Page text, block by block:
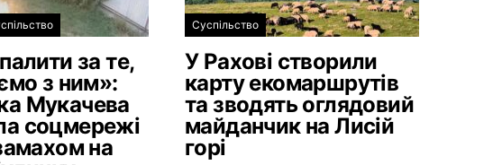
за те,
з ним»:
Мукачева
соцмережі
на
Суспільство
У Рахові створили
карту екомаршрутів
та зводять оглядовий
майданчик на Лисій
горі